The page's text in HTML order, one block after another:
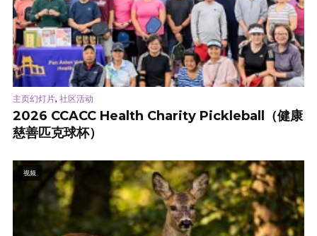
主页幻灯片, 社区活动
2026 CCACC Health Charity Pickleball（健康
慈善匹克球杯）
视频